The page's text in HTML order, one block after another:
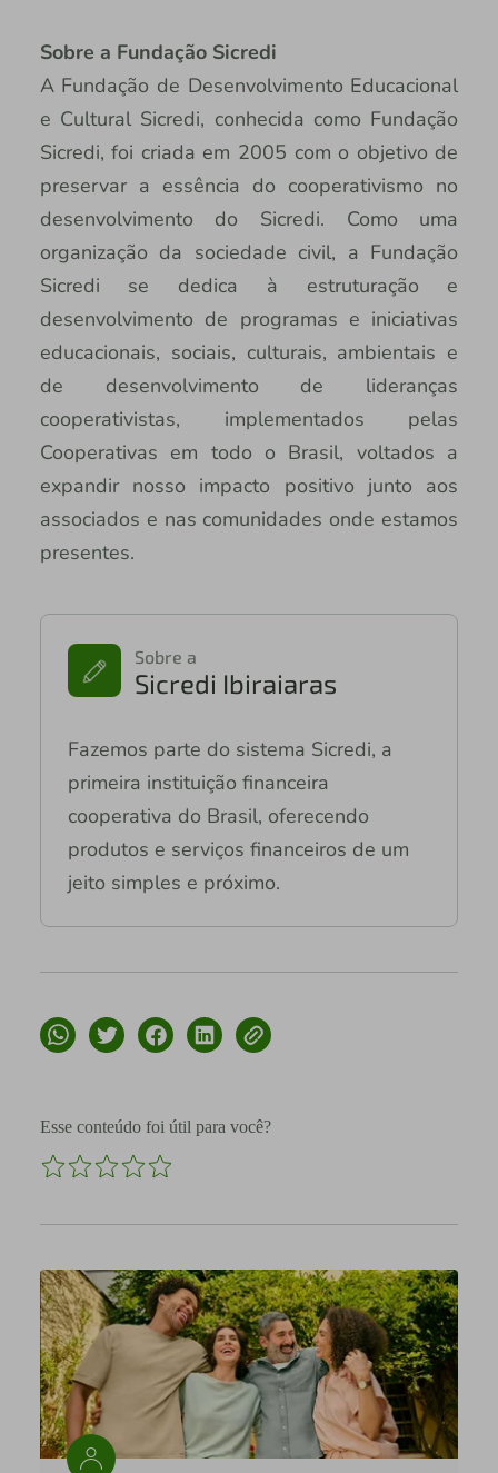
Sobre a Fundação Sicredi
A Fundação de Desenvolvimento Educacional
e Cultural Sicredi, conhecida como Fundação
Sicredi, foi criada em 2005 com o objetivo de
preservar a essência do cooperativismo no
desenvolvimento do Sicredi. Como uma
organização da sociedade civil, a Fundação
Sicredi se dedica à estruturação e
desenvolvimento de programas e iniciativas
educacionais, sociais, culturais, ambientais e
de desenvolvimento de lideranças
cooperativistas, implementados pelas
Cooperativas em todo o Brasil, voltados a
expandir nosso impacto positivo junto aos
associados e nas comunidades onde estamos
presentes.
Sobre a
Sicredi Ibiraiaras
Fazemos parte do sistema Sicredi, a
primeira instituição financeira
cooperativa do Brasil, oferecendo
produtos e serviços financeiros de um
jeito simples e próximo.
Esse conteúdo foi útil para você?